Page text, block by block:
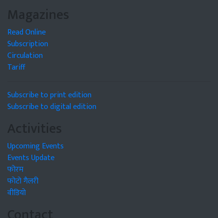
Magazines
Read Online
Subscription
Circulation
Tariff
Subscribe to print edition
Subscribe to digital edition
Activities
Upcoming Events
Events Update
फोरम
फोटो गैलरी
वीडियो